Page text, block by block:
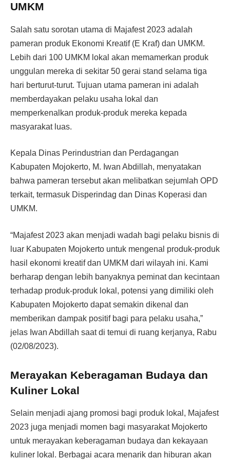
UMKM
Salah satu sorotan utama di Majafest 2023 adalah
pameran produk Ekonomi Kreatif (E Kraf) dan UMKM.
Lebih dari 100 UMKM lokal akan memamerkan produk
unggulan mereka di sekitar 50 gerai stand selama tiga
hari berturut-turut. Tujuan utama pameran ini adalah
memberdayakan pelaku usaha lokal dan
memperkenalkan produk-produk mereka kepada
masyarakat luas.
Kepala Dinas Perindustrian dan Perdagangan
Kabupaten Mojokerto, M. Iwan Abdillah, menyatakan
bahwa pameran tersebut akan melibatkan sejumlah OPD
terkait, termasuk Disperindag dan Dinas Koperasi dan
UMKM.
“Majafest 2023 akan menjadi wadah bagi pelaku bisnis di
luar Kabupaten Mojokerto untuk mengenal produk-produk
hasil ekonomi kreatif dan UMKM dari wilayah ini. Kami
berharap dengan lebih banyaknya peminat dan kecintaan
terhadap produk-produk lokal, potensi yang dimiliki oleh
Kabupaten Mojokerto dapat semakin dikenal dan
memberikan dampak positif bagi para pelaku usaha,”
jelas Iwan Abdillah saat di temui di ruang kerjanya, Rabu
(02/08/2023).
Merayakan Keberagaman Budaya dan
Kuliner Lokal
Selain menjadi ajang promosi bagi produk lokal, Majafest
2023 juga menjadi momen bagi masyarakat Mojokerto
untuk merayakan keberagaman budaya dan kekayaan
kuliner lokal. Berbagai acara menarik dan hiburan akan